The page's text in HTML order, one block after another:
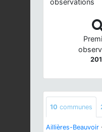
observations
10 communes
Aillières-Beauvoir